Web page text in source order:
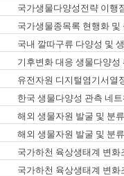
및 이행 방안 연구
국가생물다양성전략 이행
도)
국가생물종목록 현행화
국내 깔따구류 다양성 및
기후변화 대응 생물다양성
유전자원 디지털염기서열
년)
한국 생물다양성 관측 네
해외 생물자원 발굴 및 분
해외 생물자원 발굴 및 분
국가하천 육상생태계 변화
국가하천 육상생태계 변화